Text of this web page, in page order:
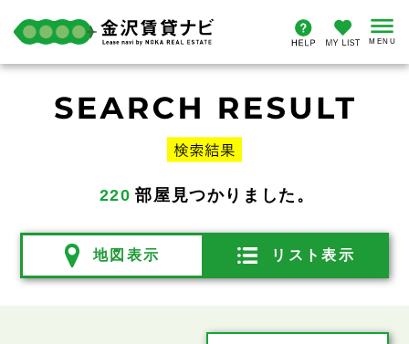
220 部屋見つかりました。
地図表示 リスト表示